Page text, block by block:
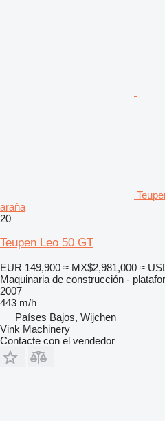
araña
20
Teupen Leo 50 GT
EUR 149,900 ≈ MX$2,981,000 ≈
Maquinaria de construcción -
2007
443 m/h
Países Bajos, Wijchen
Vink Machinery
Contacte con el vendedor